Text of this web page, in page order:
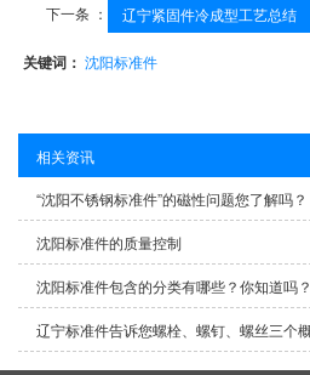
下一条 ： 辽宁紧固件冷成型工艺总结
关键词：沈阳标准件
相关资讯
“沈阳不锈钢标准件”的磁性问题您了解吗？
沈阳标准件的质量控制
沈阳标准件包含的分类有哪些？你知道吗？